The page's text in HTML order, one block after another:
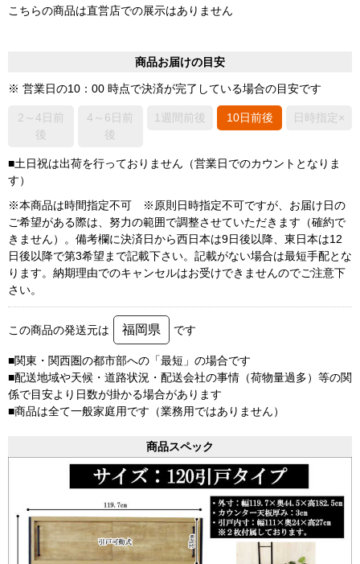
こちらの商品は直営店での展示はありません
商品お届けの目安
※ 営業日の10：00 時点で決済が完了している場合の目安です
2～4日前
後
4～6日前
後
1週間前後 10日前後 日時指定×
■土日祝は出荷を行っておりません（営業日でのカウントとなりま
す）
※本商品は時間指定不可 ※原則日時指定不可ですが、お届け日の
ご希望がある際は、努力の範囲で調整させていただきます（確約で
きません）。備考欄に決済日から西日本は9日後以降、東日本は12
日後以降で第3希望まで記載下さい。記載がない場合は最短手配とな
ります。納期理由でのキャンセルはお受けできませんのでご注意下
さい。
この商品の発送元は 福岡県 です
■関東・関西圏の都市部への「最短」の場合です
■配送地域や天候・道路状況・配送会社の事情（荷物量過多）等の関
係で目安より日数が掛かる場合があります
■商品は全て一般家庭用です（業務用ではありません）
商品スペック